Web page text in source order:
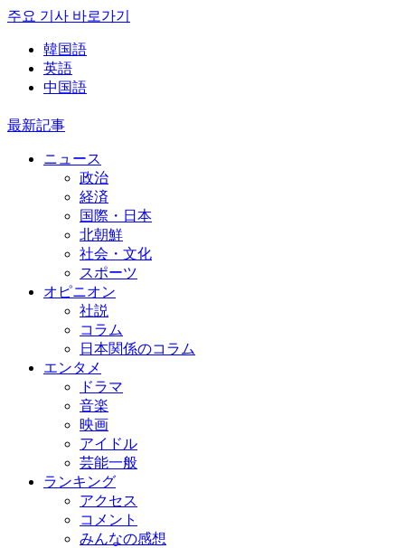
주요 기사 바로가기
韓国語
英語
中国語
最新記事
ニュース
政治
経済
国際・日本
北朝鮮
社会・文化
スポーツ
オピニオン
社説
コラム
日本関係のコラム
エンタメ
ドラマ
音楽
映画
アイドル
芸能一般
ランキング
アクセス
コメント
みんなの感想